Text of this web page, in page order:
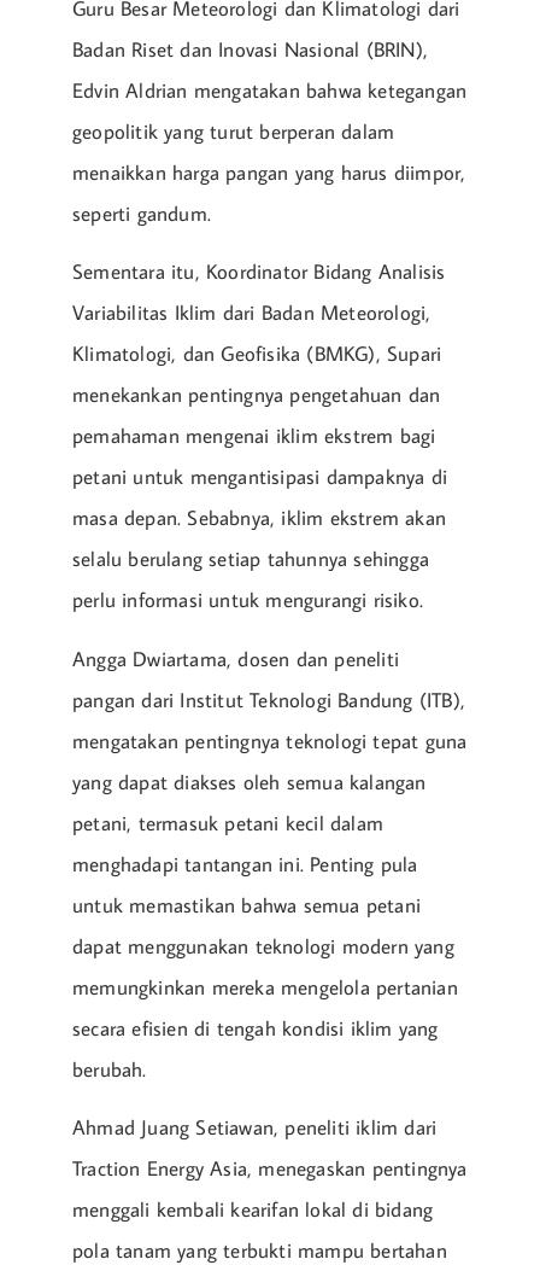
Guru Besar Meteorologi dan Klimatologi dari
Badan Riset dan Inovasi Nasional (BRIN),
Edvin Aldrian mengatakan bahwa ketegangan
geopolitik yang turut berperan dalam
menaikkan harga pangan yang harus diimpor,
seperti gandum.
Sementara itu, Koordinator Bidang Analisis
Variabilitas Iklim dari Badan Meteorologi,
Klimatologi, dan Geofisika (BMKG), Supari
menekankan pentingnya pengetahuan dan
pemahaman mengenai iklim ekstrem bagi
petani untuk mengantisipasi dampaknya di
masa depan. Sebabnya, iklim ekstrem akan
selalu berulang setiap tahunnya sehingga
perlu informasi untuk mengurangi risiko.
Angga Dwiartama, dosen dan peneliti
pangan dari Institut Teknologi Bandung (ITB),
mengatakan pentingnya teknologi tepat guna
yang dapat diakses oleh semua kalangan
petani, termasuk petani kecil dalam
menghadapi tantangan ini. Penting pula
untuk memastikan bahwa semua petani
dapat menggunakan teknologi modern yang
memungkinkan mereka mengelola pertanian
secara efisien di tengah kondisi iklim yang
berubah.
Ahmad Juang Setiawan, peneliti iklim dari
Traction Energy Asia, menegaskan pentingnya
menggali kembali kearifan lokal di bidang
pola tanam yang terbukti mampu bertahan